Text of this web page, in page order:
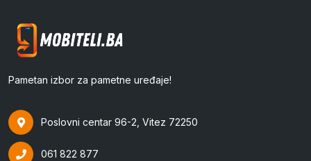
Pametan izbor za pametne uređaje!
Poslovni centar 96-2, Vitez 72250
061 822 877